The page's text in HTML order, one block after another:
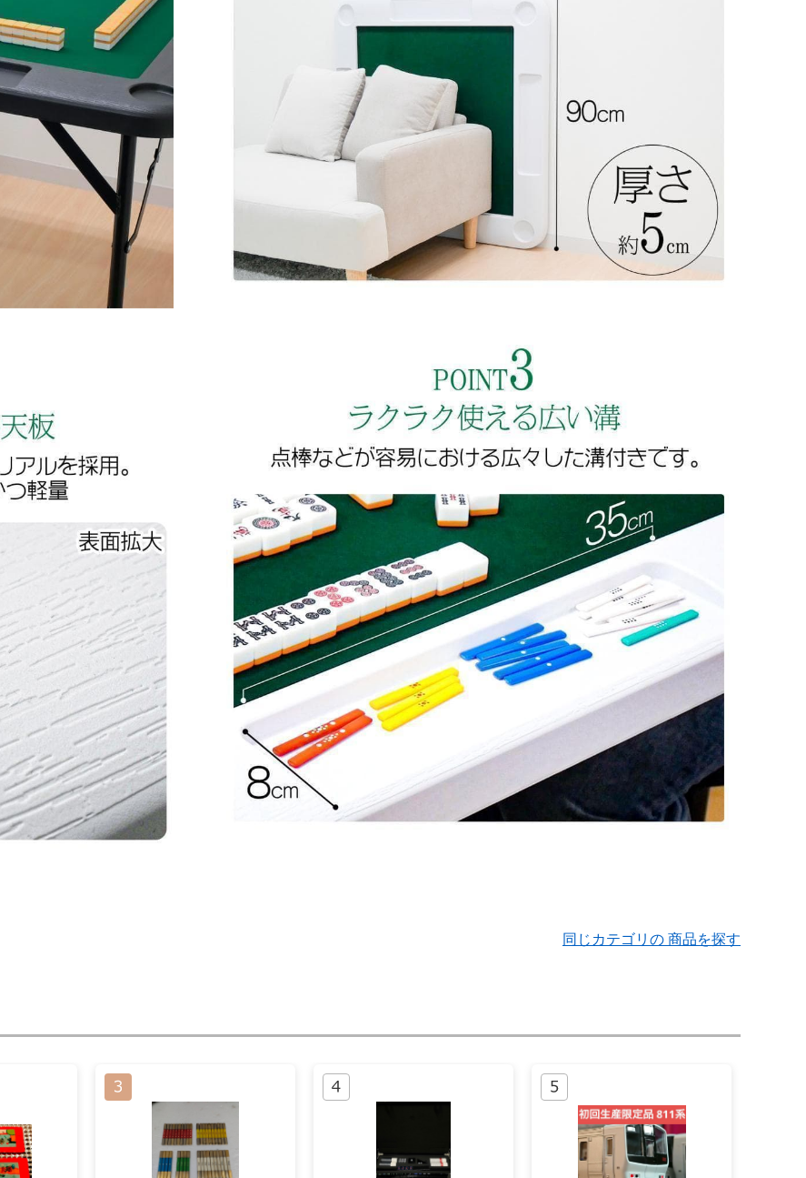
同じカテゴリの 商品を探す